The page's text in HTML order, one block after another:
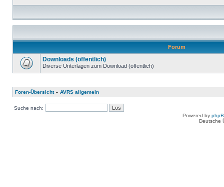
Forum
Downloads (öffentlich)
Diverse Unterlagen zum Download (öffentlich)
Foren-Übersicht» AVRS allgemein
Suche nach:
Powered by
Deutsche